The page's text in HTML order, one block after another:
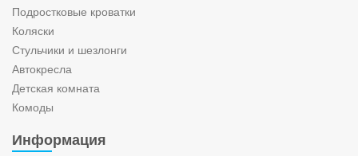
Подростковые кроватки
Коляски
Стульчики и шезлонги
Автокресла
Детская комната
Комоды
Информация